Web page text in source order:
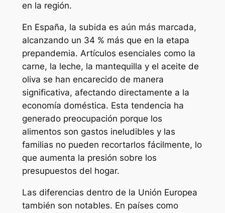
en la región.
En España, la subida es aún más marcada,
alcanzando un 34 % más que en la etapa
prepandemia. Artículos esenciales como la
carne, la leche, la mantequilla y el aceite de
oliva se han encarecido de manera
significativa, afectando directamente a la
economía doméstica. Esta tendencia ha
generado preocupación porque los
alimentos son gastos ineludibles y las
familias no pueden recortarlos fácilmente, lo
que aumenta la presión sobre los
presupuestos del hogar.
Las diferencias dentro de la Unión Europea
también son notables. En países como